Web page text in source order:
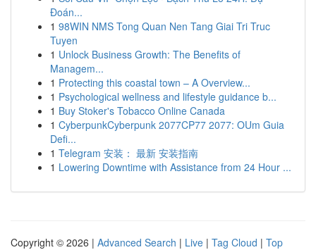
Đoán...
1 98WIN NMS Tong Quan Nen Tang Giai Tri Truc
Tuyen
1 Unlock Business Growth: The Benefits of
Managem...
1 Protecting this coastal town – A Overview...
1 Psychological wellness and lifestyle guidance b...
1 Buy Stoker's Tobacco Online Canada
1 CyberpunkCyberpunk 2077CP77 2077: OUm Guia
Defi...
1 Telegram 安装： 最新 安装指南
1 Lowering Downtime with Assistance from 24 Hour ...
Copyright © 2026 | Advanced Search | Live | Tag Cloud | Top